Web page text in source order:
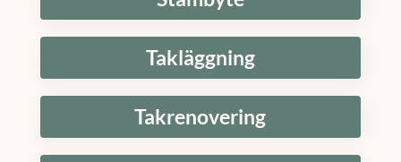
Takläggning
Takrenovering